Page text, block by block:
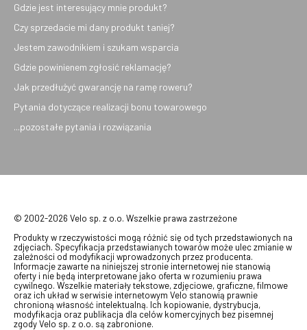
Gdzie jest interesujący mnie produkt?
Czy sprzedacie mi dany produkt taniej?
Jestem zawodnikiem i szukam wsparcia
Gdzie powinienem zgłosić reklamację?
Jak przedłużyć gwarancję na ramę roweru?
Pytania dotyczące realizacji bonu towarowego
...pozostałe pytania i rozwiązania
© 2002-2026 Velo sp. z o.o. Wszelkie prawa zastrzeżone
Produkty w rzeczywistości mogą różnić się od tych przedstawionych na
zdjęciach. Specyfikacja przedstawianych towarów może ulec zmianie w
zależności od modyfikacji wprowadzonych przez producenta.
Informacje zawarte na niniejszej stronie internetowej nie stanowią
oferty i nie będą interpretowane jako oferta w rozumieniu prawa
cywilnego. Wszelkie materiały tekstowe, zdjęciowe, graficzne, filmowe
oraz ich układ w serwisie internetowym Velo stanowią prawnie
chronioną własność intelektualną. Ich kopiowanie, dystrybucja,
modyfikacja oraz publikacja dla celów komercyjnych bez pisemnej
zgody Velo sp. z o.o. są zabronione.